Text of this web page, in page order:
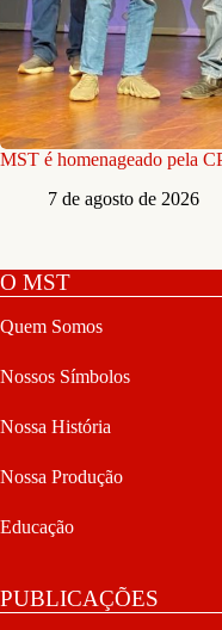
MST é homenageado pela
7 de agosto de 2026
O MST
Quem Somos
Nossos Símbolos
Nossa História
Nossa Produção
Educação
PUBLICAÇÕES